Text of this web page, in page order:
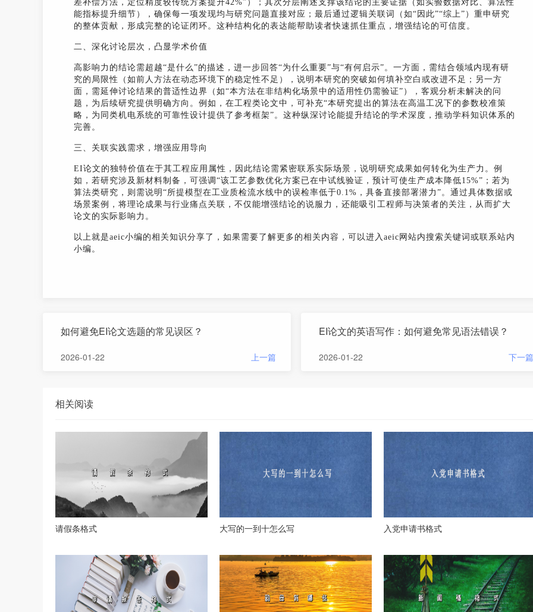
差补偿方法，定位精度较传统方案提升42%”）；其次分层阐述支撑该结论的主要证据（如实验数据对比、算法性
能指标提升细节），确保每一项发现均与研究问题直接对应；最后通过逻辑关联词（如“因此”“综上”）重申研究
的整体贡献，形成完整的论证闭环。这种结构化的表达能帮助读者快速抓住重点，增强结论的可信度。
二、深化讨论层次，凸显学术价值
高影响力的结论需超越“是什么”的描述，进一步回答“为什么重要”与“有何启示”。一方面，需结合领域内现有研
究的局限性（如前人方法在动态环境下的稳定性不足），说明本研究的突破如何填补空白或改进不足；另一方
面，需延伸讨论结果的普适性边界（如“本方法在非结构化场景中的适用性仍需验证”），客观分析未解决的问
题，为后续研究提供明确方向。例如，在工程类论文中，可补充“本研究提出的算法在高温工况下的参数校准策
略，为同类机电系统的可靠性设计提供了参考框架”。这种纵深讨论能提升结论的学术深度，推动学科知识体系的
完善。
三、关联实践需求，增强应用导向
EI论文的独特价值在于其工程应用属性，因此结论需紧密联系实际场景，说明研究成果如何转化为生产力。例
如，若研究涉及新材料制备，可强调“该工艺参数优化方案已在中试线验证，预计可使生产成本降低15%”；若为
算法类研究，则需说明“所提模型在工业质检流水线中的误检率低于0.1%，具备直接部署潜力”。通过具体数据或
场景案例，将理论成果与行业痛点关联，不仅能增强结论的说服力，还能吸引工程师与决策者的关注，从而扩大
论文的实际影响力。
以上就是aeic小编的相关知识分享了，如果需要了解更多的相关内容，可以进入aeic网站内搜索关键词或联系站内
小编。
如何避免EI论文选题的常见误区？
2026-01-22 上一篇
EI论文的英语写作：如何避免常见语法错误？
2026-01-22 下一篇
相关阅读
请假条格式 大写的一到十怎么写 入党申请书格式